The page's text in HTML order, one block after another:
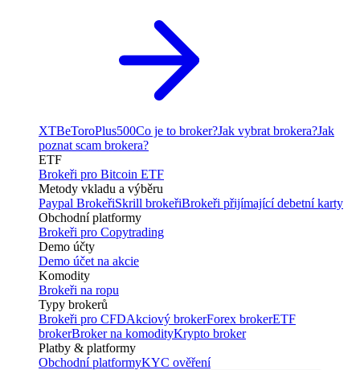
XTBeToroPlus500Co je to broker?Jak vybrat brokera?Jak
poznat scam brokera?
ETF
Brokeři pro Bitcoin ETF
Metody vkladu a výběru
Paypal BrokeřiSkrill brokeřiBrokeři přijímající debetní karty
Obchodní platformy
Brokeři pro Copytrading
Demo účty
Demo účet na akcie
Komodity
Brokeři na ropu
Typy brokerů
Brokeři pro CFDAkciový brokerForex brokerETF
brokerBroker na komodityKrypto broker
Platby & platformy
Obchodní platformyKYC ověření